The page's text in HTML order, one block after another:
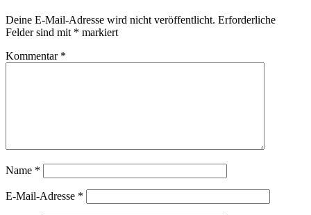
Deine E-Mail-Adresse wird nicht veröffentlicht. Erforderliche
Felder sind mit * markiert
Kommentar *
Name *
E-Mail-Adresse *